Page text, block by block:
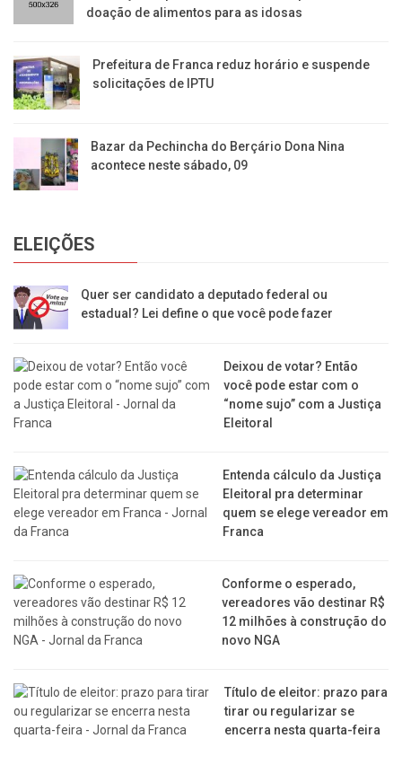
doação de alimentos para as idosas
​Prefeitura de Franca reduz horário e suspende
solicitações de IPTU
Bazar da Pechincha do Berçário Dona Nina
acontece neste sábado, 09
ELEIÇÕES
Quer ser candidato a deputado federal ou
estadual? Lei define o que você pode fazer
Deixou de votar? Então
você pode estar com o
“nome sujo” com a Justiça
Eleitoral
Entenda cálculo da Justiça
Eleitoral pra determinar
quem se elege vereador em
Franca
Conforme o esperado,
vereadores vão destinar R$
12 milhões à construção do
novo NGA
Título de eleitor: prazo para
tirar ou regularizar se
encerra nesta quarta-feira